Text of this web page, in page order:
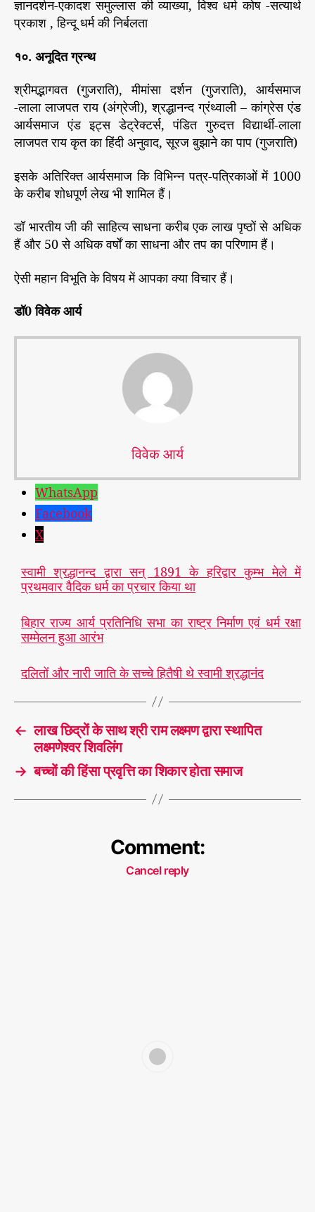
ज्ञानदर्शन-एकादश समुल्लास की व्याख्या, विश्व धर्म कोष -सत्यार्थ
प्रकाश , हिन्दू धर्म की निर्बलता
१०. अनूदित ग्रन्थ
श्रीमद्भागवत (गुजराति), मीमांसा दर्शन (गुजराति), आर्यसमाज
-लाला लाजपत राय (अंग्रेजी), श्रद्धानन्द ग्रंथ्वाली – कांग्रेस एंड
आर्यसमाज एंड इट्स डेट्रेक्टर्स, पंडित गुरुदत्त विद्यार्थी-लाला
लाजपत राय कृत का हिंदी अनुवाद, सूरज बुझाने का पाप (गुजराति)
इसके अतिरिक्त आर्यसमाज कि विभिन्न पत्र-पत्रिकाओं में 1000
के करीब शोधपूर्ण लेख भी शामिल हैं।
डॉ भारतीय जी की साहित्य साधना करीब एक लाख पृष्ठों से अधिक
हैं और 50 से अधिक वर्षों का साधना और तप का परिणाम हैं।
ऐसी महान विभूति के विषय में आपका क्या विचार हैं।
डॉ0 विवेक आर्य
विवेक आर्य
WhatsApp
Facebook
X
स्वामी श्रद्धानन्द द्वारा सन् 1891 के हरिद्वार कुम्भ मेले में
प्रथमवार वैदिक धर्म का प्रचार किया था
बिहार राज्य आर्य प्रतिनिधि सभा का राष्ट्र निर्माण एवं धर्म रक्षा
सम्मेलन हुआ आरंभ
दलितों और नारी जाति के सच्चे हितैषी थे स्वामी श्रद्धानंद
← लाख छिद्रों के साथ श्री राम लक्ष्मण द्वारा स्थापित
लक्ष्मणेश्वर शिवलिंग
→ बच्चों की हिंसा प्रवृत्ति का शिकार होता समाज
Comment:
Cancel reply